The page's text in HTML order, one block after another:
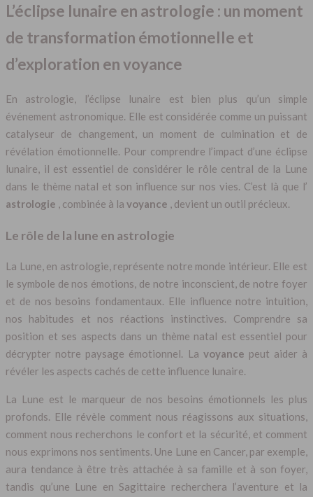
L’éclipse lunaire en astrologie : un moment
de transformation émotionnelle et
d’exploration en voyance
En astrologie, l’éclipse lunaire est bien plus qu’un simple
événement astronomique. Elle est considérée comme un puissant
catalyseur de changement, un moment de culmination et de
révélation émotionnelle. Pour comprendre l’impact d’une éclipse
lunaire, il est essentiel de considérer le rôle central de la Lune
dans le thème natal et son influence sur nos vies. C’est là que l’
astrologie , combinée à la voyance , devient un outil précieux.
Le rôle de la lune en astrologie
La Lune, en astrologie, représente notre monde intérieur. Elle est
le symbole de nos émotions, de notre inconscient, de notre foyer
et de nos besoins fondamentaux. Elle influence notre intuition,
nos habitudes et nos réactions instinctives. Comprendre sa
position et ses aspects dans un thème natal est essentiel pour
décrypter notre paysage émotionnel. La voyance peut aider à
révéler les aspects cachés de cette influence lunaire.
La Lune est le marqueur de nos besoins émotionnels les plus
profonds. Elle révèle comment nous réagissons aux situations,
comment nous recherchons le confort et la sécurité, et comment
nous exprimons nos sentiments. Une Lune en Cancer, par exemple,
aura tendance à être très attachée à sa famille et à son foyer,
tandis qu’une Lune en Sagittaire recherchera l’aventure et la